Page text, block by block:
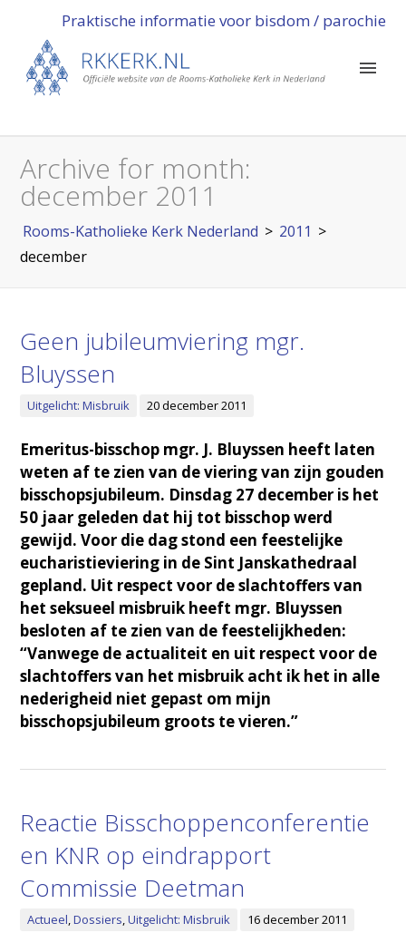
Praktische informatie voor bisdom / parochie
Archive for month:
december 2011
Rooms-Katholieke Kerk Nederland > 2011 >
december
Geen jubileumviering mgr.
Bluyssen
Uitgelicht: Misbruik 20 december 2011
Emeritus-bisschop mgr. J. Bluyssen heeft laten
weten af te zien van de viering van zijn gouden
bisschopsjubileum. Dinsdag 27 december is het
50 jaar geleden dat hij tot bisschop werd
gewijd. Voor die dag stond een feestelijke
eucharistieviering in de Sint Janskathedraal
gepland. Uit respect voor de slachtoffers van
het seksueel misbruik heeft mgr. Bluyssen
besloten af te zien van de feestelijkheden:
“Vanwege de actualiteit en uit respect voor de
slachtoffers van het misbruik acht ik het in alle
nederigheid niet gepast om mijn
bisschopsjubileum groots te vieren.”
Reactie Bisschoppenconferentie
en KNR op eindrapport
Commissie Deetman
Actueel,Dossiers,Uitgelicht: Misbruik 16 december 2011